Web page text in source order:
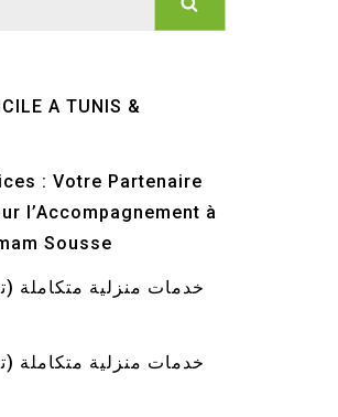
A TUNIS &
: Votre Partenaire
l’Accompagnement à
Sousse
خدمات منزلية متكاملة
خدمات منزلية متكاملة